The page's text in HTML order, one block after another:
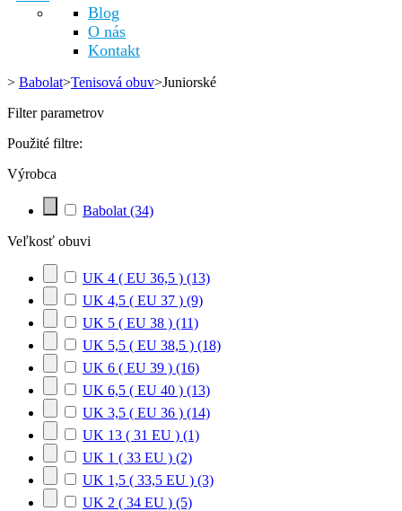
Blog
O nás
Kontakt
> Babolat>Tenisová obuv>Juniorské
Filter parametrov
Použité filtre:
Výrobca
Babolat (34)
Veľkosť obuvi
UK 4 ( EU 36,5 ) (13)
UK 4,5 ( EU 37 ) (9)
UK 5 ( EU 38 ) (11)
UK 5,5 ( EU 38,5 ) (18)
UK 6 ( EU 39 ) (16)
UK 6,5 ( EU 40 ) (13)
UK 3,5 ( EU 36 ) (14)
UK 13 ( 31 EU ) (1)
UK 1 ( 33 EU ) (2)
UK 1,5 ( 33,5 EU ) (3)
UK 2 ( 34 EU ) (5)